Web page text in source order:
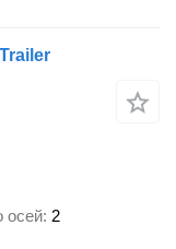
осей 2